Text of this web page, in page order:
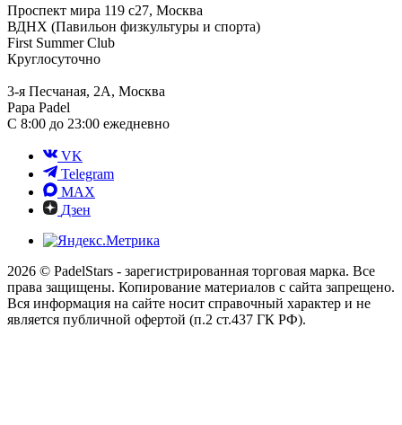
Проспект мира 119 с27, Москва
ВДНХ (Павильон физкультуры и спорта)
First Summer Club
Круглосуточно
3-я Песчаная, 2А, Москва
Papa Padel
С 8:00 до 23:00 ежедневно
VK
Telegram
MAX
Дзен
2026 © PadelStars - зарегистрированная торговая марка. Все
права защищены. Копирование материалов с сайта запрещено.
Вся информация на сайте носит справочный характер и не
является публичной офертой (п.2 ст.437 ГК РФ).